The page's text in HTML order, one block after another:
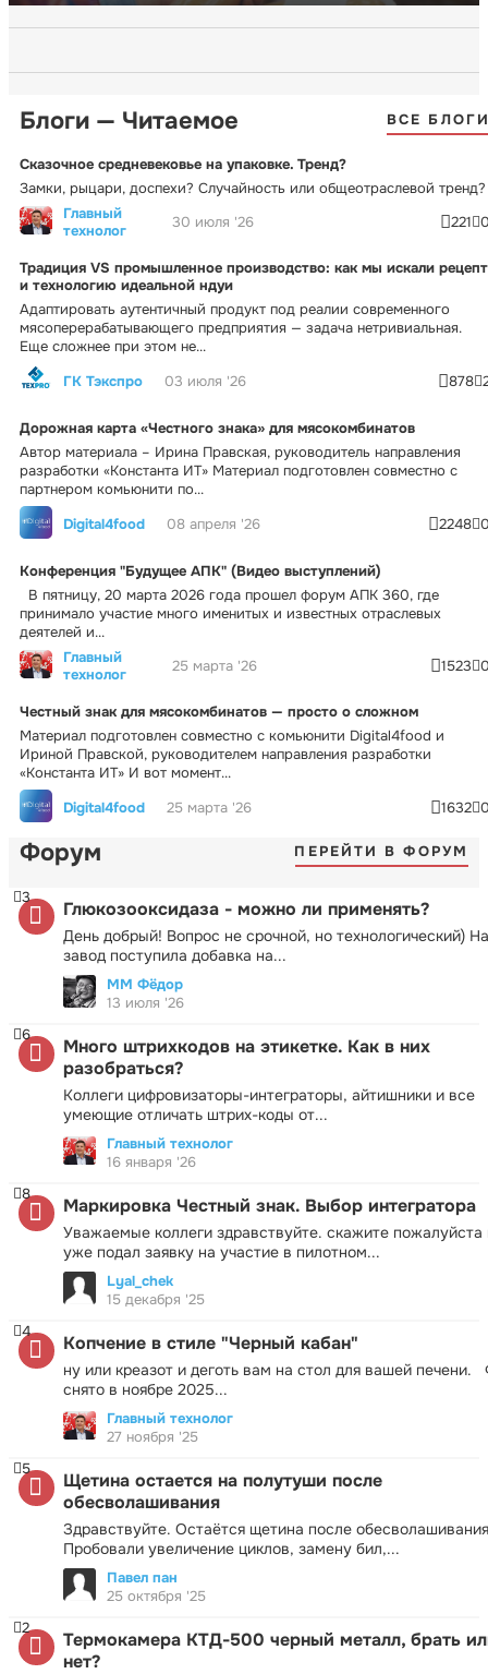
Блоги — Читаемое ВСЕ
Сказочное средневековье на упаковке. Тренд?
Замки, рыцари, доспехи? Случайность или общеотраслевой тренд?
Главный
технолог
30 июля '26 221
Традиция VS промышленное производство: как мы искали рецепт
и технологию идеальной ндуи
Адаптировать аутентичный продукт под реалии современного
мясоперерабатывающего предприятия — задача нетривиальная.
Еще сложнее при этом не...
ГК Тэкспро
03 июля '26 878
Дорожная карта «Честного знака» для мясокомбинатов
Автор материала – Ирина Правская, руководитель направления
разработки «Константа ИТ» Материал подготовлен совместно с
партнером комьюнити по...
Digital4food
08 апреля '26 2248
Конференция "Будущее АПК" (Видео выступлений)
В пятницу, 20 марта 2026 года прошел форум АПК 360, где
принимало участие много именитых и известных отраслевых
деятелей и...
Главный
технолог
25 марта '26 1523
Честный знак для мясокомбинатов — просто о сложном
Материал подготовлен совместно с комьюнити Digital4food и
Ириной Правской, руководителем направления разработки
«Константа ИТ» И вот момент...
Digital4food
25 марта '26 1632
Форум ПЕРЕЙТИ В ФОРУМ
Глюкозооксидаза - можно ли применять?
День добрый! Вопрос не срочной, но технологический) На
завод поступила добавка на...
3
ММ Фёдор
13 июля '26
Много штрихкодов на этикетке. Как в них
разобраться?
Коллеги цифровизаторы-интеграторы, айтишники и все
умеющие отличать штрих-коды от...
6
Главный технолог
16 января '26
Маркировка Честный знак. Выбор интегратора
Уважаемые коллеги здравствуйте. скажите пожалуйста
уже подал заявку на участие в пилотном...
8
Lyal_chek
15 декабря '25
Копчение в стиле "Черный кабан"
ну или креазот и деготь вам на стол для вашей печени.
снято в ноябре 2025...
4
Главный технолог
27 ноября '25
Щетина остается на полутуши после
обесволашивания
Здравствуйте. Остаётся щетина после
Пробовали увеличение циклов, замену бил,...
5
Павел пан
25 октября '25
Термокамера КТД-500 черный металл, брать
нет?
2